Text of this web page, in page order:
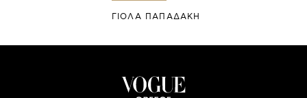
ΓΙΌΛΑ ΠΑΠΑΔΆΚΗ